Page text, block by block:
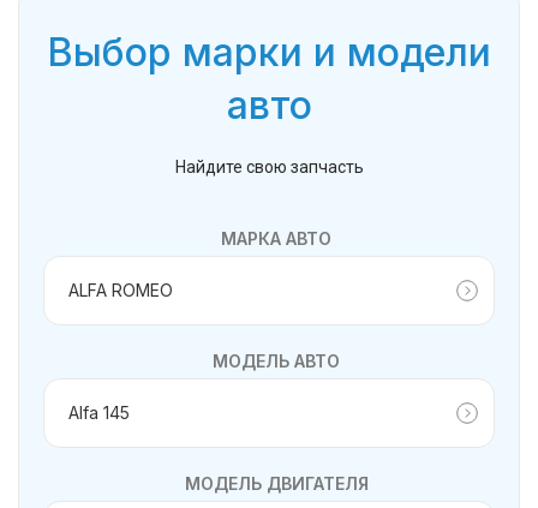
Выбор марки и модели
авто
Найдите свою запчасть
МАРКА АВТО
МОДЕЛЬ АВТО
МОДЕЛЬ ДВИГАТЕЛЯ